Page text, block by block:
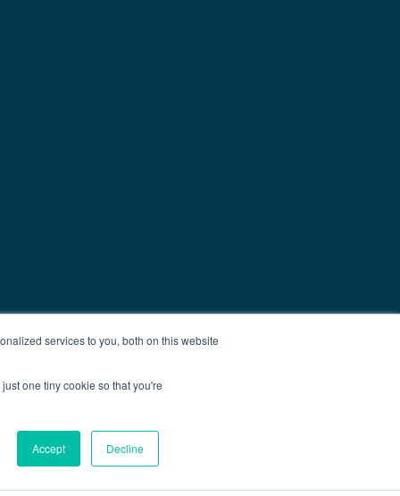
services to you, both on this website
one tiny cookie so that you're
Accept Decline